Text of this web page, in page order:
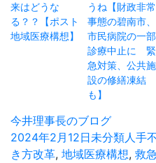
来はどうな
る？？【ポスト
地域医療構想】
うね【財政非常
事態の碧南市、
市民病院の一部
診療中止に 緊
急対策、公共施
設の修繕凍結
も】
投
稿
者
今井理事長のブログ
投
稿
2024年2月12日カ
テ
未分類タ
グ
人手
き方改革, 地域医療構想, 救